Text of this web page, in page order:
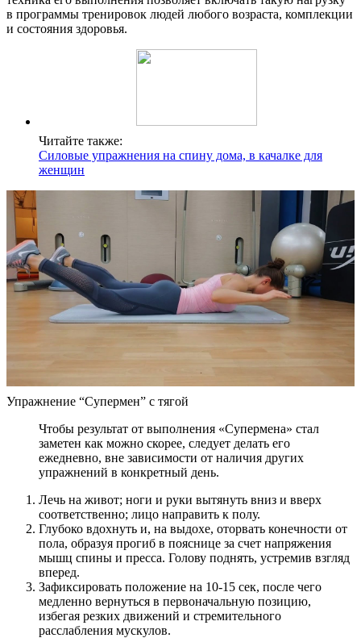
в программы тренировок людей любого возраста, комплекции
и состояния здоровья.
Читайте также:
Силовые упражнения на спину дома, в качалке для
женщин
Упражнение “Супермен” с тягой
Чтобы результат от выполнения «Супермена» стал
заметен как можно скорее, следует делать его
ежедневно, вне зависимости от наличия других
упражнений в конкретный день.
Лечь на живот; ноги и руки вытянуть вниз и вверх
соответственно; лицо направить к полу.
Глубоко вдохнуть и, на выдохе, оторвать конечности от
пола, образуя прогиб в пояснице за счет напряжения
мышц спины и пресса. Голову поднять, устремив взгляд
вперед.
Зафиксировать положение на 10-15 сек, после чего
медленно вернуться в первоначальную позицию,
избегая резких движений и стремительного
расслабления мускулов.